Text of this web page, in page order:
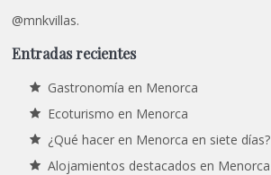
@mnkvillas.
Entradas recientes
Gastronomía en Menorca
Ecoturismo en Menorca
¿Qué hacer en Menorca en siete días?
Alojamientos destacados en Menorca